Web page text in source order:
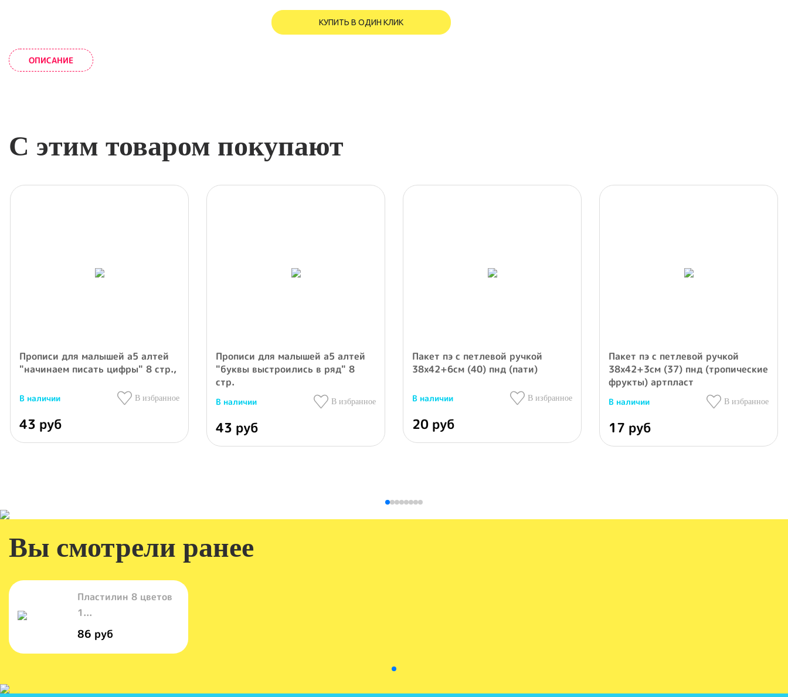
КУПИТЬ В ОДИН КЛИК
ОПИСАНИЕ
С этим товаром покупают
Прописи для малышей а5 алтей
"начинаем писать цифры" 8 стр.,
В наличии В избранное
43 руб
Прописи для малышей а5 алтей
"буквы выстроились в ряд" 8
стр.
В наличии В избранное
43 руб
Пакет пэ с петлевой ручкой
38х42+6см (40) пнд (пати)
В наличии В избранное
20 руб
Пакет пэ с петлевой ручкой
38х42+3см (37) пнд (тропические
фрукты) артпласт
В наличии В избранное
17 руб
Вы смотрели ранее
Пластилин 8 цветов
1...
86 руб